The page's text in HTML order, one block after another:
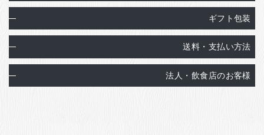
ギフト包装
送料・支払い方法
法人・飲食店のお客様